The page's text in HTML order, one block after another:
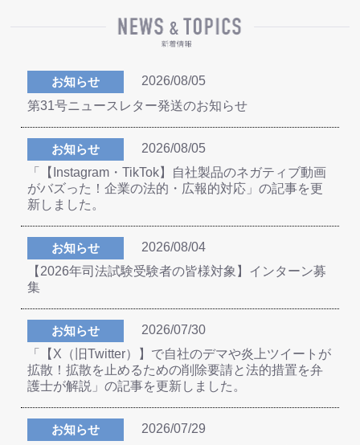
お知らせ
2026/08/05
第31号ニュースレター発送のお知らせ
お知らせ
2026/08/05
「【Instagram・TikTok】自社製品のネガティブ動画
がバズった！企業の法的・広報的対応」の記事を更
新しました。
お知らせ
2026/08/04
【2026年司法試験受験者の皆様対象】インターン募
集
お知らせ
2026/07/30
「【X（旧Twitter）】で自社のデマや炎上ツイートが
拡散！拡散を止めるための削除要請と法的措置を弁
護士が解説」の記事を更新しました。
お知らせ
2026/07/29